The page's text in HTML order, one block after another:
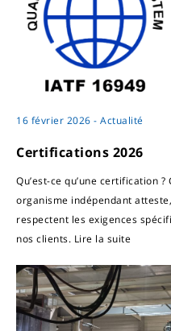
16 février 2026 - Actualité
Certifications 2026
Qu’est-ce qu’une certification
organisme indépendant
respectent les exigences
nos clients. Lire la suite